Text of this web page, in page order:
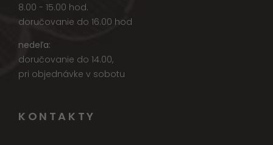
8.00 - 15.00 hod.
doručovanie do 16.00 hod
nedeľa:
doručovanie do 14.00,
pri objednávke v sobotu
KONTAKTY